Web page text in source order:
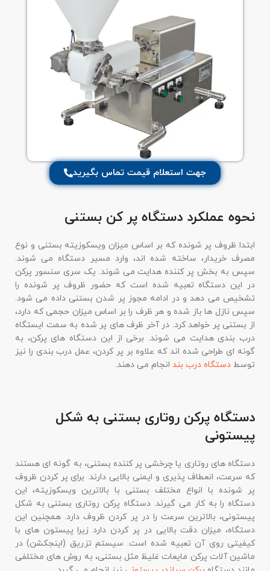
جهت استعلام قیمت تماس بگیرید
نحوه عملکرد دستگاه پر کن بستنی
ابتدا ظروف پر شونده که بر اساس میزان ویسکوزیته بستنی و نوع
مصرف خریدار، ساخته شده اند، وارد مسیر دستگاه می شوند.
سپس به بخش پر کننده هدایت می شوند. یک سری سنسور پرکن
در این دستگاه تعبیه شده است که حضور ظروف پر شونده را
تشخیص می دهد و در ادامه مجوز پر شدن بستنی داده می شود.
سپس نازل ها باز شده و هر ظرف را بر اساس میزان حجمی که دارد،
از بستنی پر خواهد کرد. در آخر ظرف های پر شده به سمت ایستگاه
درب بندی هدایت می شوند. برخی از این دستگاه های پرکن، به
گونه ای طراحی شده اند که علاوه بر پر کردن، عمل درب بندی را نیز
توسط دستگاه درب بند انجام می دهند.
دستگاه پرکن روتاری بستنی به شکل
پیستونی
دستگاه های روتاری یا چرخشی پر کننده بستنی، به گونه ای هستند
که سرعت، انعطاف پذیری و ایمنی بالایی دارند. برای پر کردن ظروف
پر شونده با انواع مختلف بستنی با بالاترین ویسکوزیته، این
دستگاه را به کار می گیرند. دستگاه پرکن روتاری بستنی به شکل
پیستونی، بالاترین سرعت را در پر کردن ظروف دارد. همچنین این
دستگاه، میزان دقت بالایی در پر کردن دارد زیرا پیستون های با
کیفیتی روی آن تعبیه شده است. سیستم تزریق (اینجکشن) در
ماشین آلات پرکن مایعات غلیظ مثل بستنی، به روش های مختلفی